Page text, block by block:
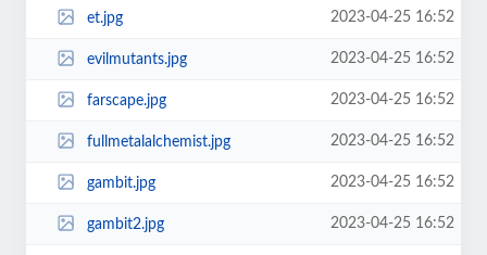
et.jpg 2023-04-25 16:52
evilmutants.jpg 2023-04-25 16:52
farscape.jpg 2023-04-25 16:52
fullmetalalchemist.jpg 2023-04-25 16:52
gambit.jpg 2023-04-25 16:52
gambit2.jpg 2023-04-25 16:52